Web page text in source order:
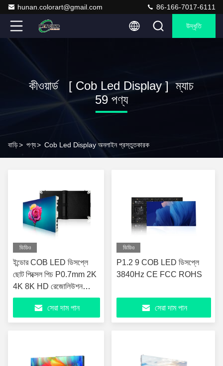
hunan.colorart@gmail.com 86-166-7017-6111
উদ্ধৃতি
কীওয়ার্ড [ Cob Led Display ] ম্যাচ
59 পণ্য
বাড়ি> পণ্য> Cob Led Display অনলাইন প্রস্তুতকারক
ভিডিও
ইন্ডোর COB LED ডিসপ্লে
ছোট পিক্সেল পিচ P0.7mm 2K
4K 8K HD রেজোলিউশন
LED ভিডিও ওয়াল ডিসপ্লে
সেরা দাম পান
ভিডিও
P1.2 9 COB LED ডিসপ্লে
3840Hz CE FCC ROHS
সেরা দাম পান